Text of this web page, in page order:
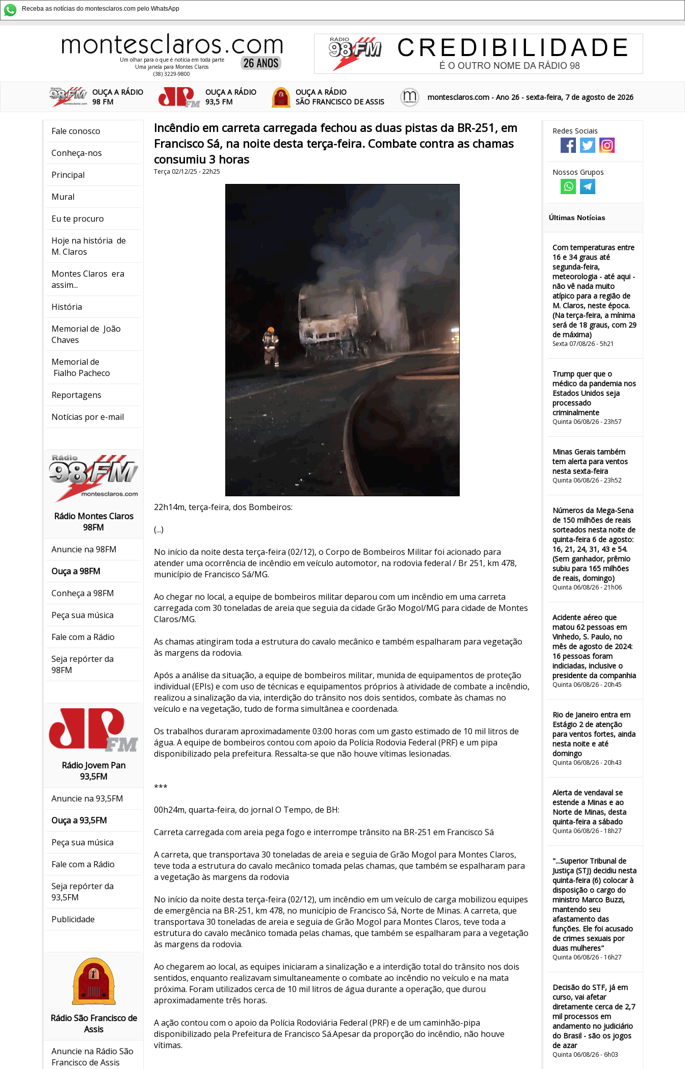
Receba as notícias do montesclaros.com pelo WhatsApp
Um olhar para o que é notícia em toda parte
Uma janela para Montes Claros
(38) 3229-9800
OUÇA A RÁDIO
98 FM
OUÇA A RÁDIO
93,5 FM
OUÇA A RÁDIO
SÃO FRANCISCO DE ASSIS
montesclaros.com - Ano 26 - sexta-feira, 7 de agosto de 2026
Fale conosco
Conheça-nos
Principal
Mural
Eu te procuro
Hoje na história de
M. Claros
Montes Claros era
assim...
História
Memorial de João
Chaves
Memorial de
Fialho Pacheco
Reportagens
Notícias por e-mail
Rádio Montes Claros
98FM
Anuncie na 98FM
Ouça a 98FM
Conheça a 98FM
Peça sua música
Fale com a Rádio
Seja repórter da
98FM
Rádio Jovem Pan
93,5FM
Anuncie na 93,5FM
Ouça a 93,5FM
Peça sua música
Fale com a Rádio
Seja repórter da
93,5FM
Publicidade
Rádio São Francisco de
Assis
Anuncie na Rádio São
Francisco de Assis
Redes Sociais
Nossos Grupos
Últimas Notícias
Com temperaturas entre
16 e 34 graus até
segunda-feira,
meteorologia - até aqui -
não vê nada muito
atípico para a região de
M. Claros, neste época.
(Na terça-feira, a mínima
será de 18 graus, com 29
de máxima)
Sexta 07/08/26 - 5h21
Trump quer que o
médico da pandemia nos
Estados Unidos seja
processado
criminalmente
Quinta 06/08/26 - 23h57
Minas Gerais também
tem alerta para ventos
nesta sexta-feira
Quinta 06/08/26 - 23h52
Números da Mega-Sena
de 150 milhões de reais
sorteados nesta noite de
quinta-feira 6 de agosto:
16, 21, 24, 31, 43 e 54.
(Sem ganhador, prêmio
subiu para 165 milhões
de reais, domingo)
Quinta 06/08/26 - 21h06
Acidente aéreo que
matou 62 pessoas em
Vinhedo, S. Paulo, no
mês de agosto de 2024:
16 pessoas foram
indiciadas, inclusive o
presidente da companhia
Quinta 06/08/26 - 20h45
Rio de Janeiro entra em
Estágio 2 de atenção
para ventos fortes, ainda
nesta noite e até
domingo
Quinta 06/08/26 - 20h43
Alerta de vendaval se
estende a Minas e ao
Norte de Minas, desta
quinta-feira a sábado
Quinta 06/08/26 - 18h27
"...Superior Tribunal de
Justiça (STJ) decidiu nesta
quinta-feira (6) colocar à
disposição o cargo do
ministro Marco Buzzi,
mantendo seu
afastamento das
funções. Ele foi acusado
de crimes sexuais por
duas mulheres"
Quinta 06/08/26 - 16h27
Decisão do STF, já em
curso, vai afetar
diretamente cerca de 2,7
mil processos em
andamento no judiciário
do Brasil - são os jogos
de azar
Quinta 06/08/26 - 6h03
Incêndio em carreta carregada fechou as duas pistas da BR-251, em
Francisco Sá, na noite desta terça-feira. Combate contra as chamas
consumiu 3 horas
Terça 02/12/25 - 22h25
22h14m, terça-feira, dos Bombeiros:
(...)
No início da noite desta terça-feira (02/12), o Corpo de Bombeiros Militar foi acionado para
atender uma ocorrência de incêndio em veículo automotor, na rodovia federal / Br 251, km 478,
município de Francisco Sá/MG.
Ao chegar no local, a equipe de bombeiros militar deparou com um incêndio em uma carreta
carregada com 30 toneladas de areia que seguia da cidade Grão Mogol/MG para cidade de Montes
Claros/MG.
As chamas atingiram toda a estrutura do cavalo mecânico e também espalharam para vegetação
às margens da rodovia.
Após a análise da situação, a equipe de bombeiros militar, munida de equipamentos de proteção
individual (EPIs) e com uso de técnicas e equipamentos próprios à atividade de combate a incêndio,
realizou a sinalização da via, interdição do trânsito nos dois sentidos, combate às chamas no
veículo e na vegetação, tudo de forma simultânea e coordenada.
Os trabalhos duraram aproximadamente 03:00 horas com um gasto estimado de 10 mil litros de
água. A equipe de bombeiros contou com apoio da Polícia Rodovia Federal (PRF) e um pipa
disponibilizado pela prefeitura. Ressalta-se que não houve vítimas lesionadas.
***
00h24m, quarta-feira, do jornal O Tempo, de BH:
Carreta carregada com areia pega fogo e interrompe trânsito na BR-251 em Francisco Sá
A carreta, que transportava 30 toneladas de areia e seguia de Grão Mogol para Montes Claros,
teve toda a estrutura do cavalo mecânico tomada pelas chamas, que também se espalharam para
a vegetação às margens da rodovia
No início da noite desta terça-feira (02/12), um incêndio em um veículo de carga mobilizou equipes
de emergência na BR-251, km 478, no município de Francisco Sá, Norte de Minas. A carreta, que
transportava 30 toneladas de areia e seguia de Grão Mogol para Montes Claros, teve toda a
estrutura do cavalo mecânico tomada pelas chamas, que também se espalharam para a vegetação
às margens da rodovia.
Ao chegarem ao local, as equipes iniciaram a sinalização e a interdição total do trânsito nos dois
sentidos, enquanto realizavam simultaneamente o combate ao incêndio no veículo e na mata
próxima. Foram utilizados cerca de 10 mil litros de água durante a operação, que durou
aproximadamente três horas.
A ação contou com o apoio da Polícia Rodoviária Federal (PRF) e de um caminhão-pipa
disponibilizado pela Prefeitura de Francisco Sá.Apesar da proporção do incêndio, não houve
vítimas.